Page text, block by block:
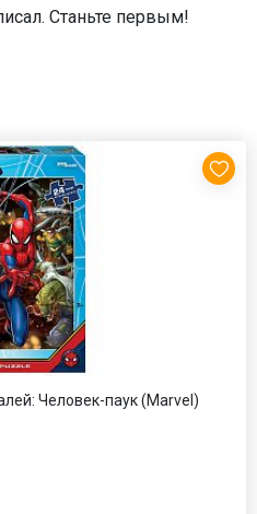
Станьте первым!
Человек-паук (Marvel)